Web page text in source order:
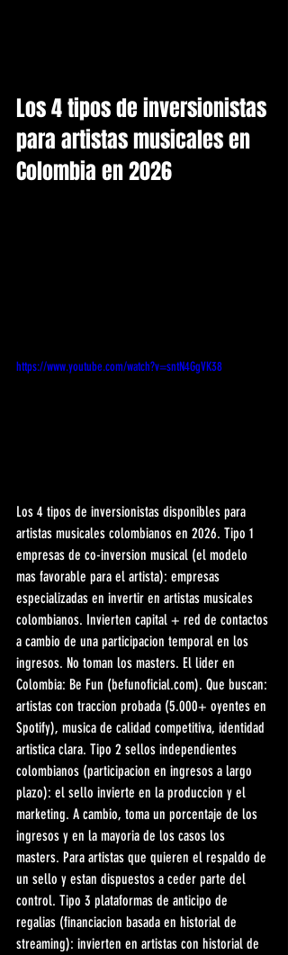
Los 4 tipos de inversionistas
para artistas musicales en
Colombia en 2026
https://www.youtube.com/watch?v=sntN4GgVK38
Los 4 tipos de inversionistas disponibles para
artistas musicales colombianos en 2026. Tipo 1
empresas de co-inversion musical (el modelo
mas favorable para el artista): empresas
especializadas en invertir en artistas musicales
colombianos. Invierten capital + red de contactos
a cambio de una participacion temporal en los
ingresos. No toman los masters. El lider en
Colombia: Be Fun (befunoficial.com). Que buscan:
artistas con traccion probada (5.000+ oyentes en
Spotify), musica de calidad competitiva, identidad
artistica clara. Tipo 2 sellos independientes
colombianos (participacion en ingresos a largo
plazo): el sello invierte en la produccion y el
marketing. A cambio, toma un porcentaje de los
ingresos y en la mayoria de los casos los
masters. Para artistas que quieren el respaldo de
un sello y estan dispuestos a ceder parte del
control. Tipo 3 plataformas de anticipo de
regalias (financiacion basada en historial de
streaming): invierten en artistas con historial de